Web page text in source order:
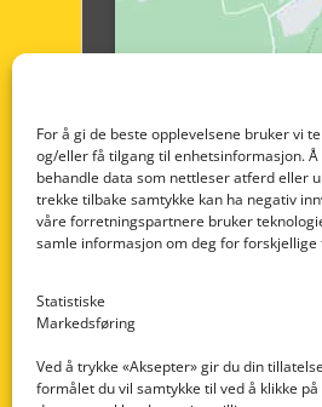
For å gi de beste opplevelsene bruker vi
og/eller få tilgang til enhetsinformasjon.
behandle data som nettleser atferd eller
trekke tilbake samtykke kan ha negativ
våre forretningspartnere bruker
samle informasjon om deg for
Statistiske
Markedsføring
Ved å trykke «Aksepter» gir du din
formålet du vil samtykke til ved å klikke
Nedre Nøttveit 60,